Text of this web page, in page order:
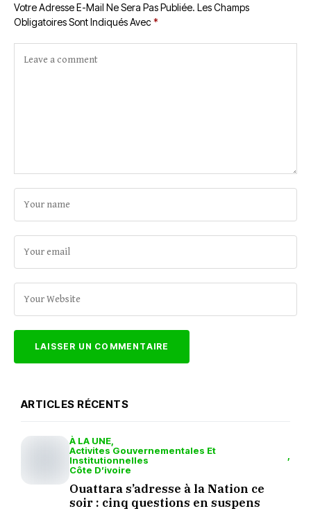
Votre Adresse E-Mail Ne Sera Pas Publiée. Les Champs
Obligatoires Sont Indiqués Avec*
ARTICLES RÉCENTS
À LA UNE
Activites Gouvernementales Et
Institutionnelles
Côte D’ivoire
Ouattara s’adresse à la Nation ce
soir : cinq questions en suspens